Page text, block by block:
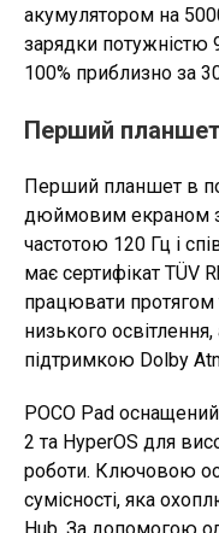
акумулятором на
зарядки потужністю
100% приблизно за
Перший планшет
Перший планшет в
дюймовим екраном з
частотою 120 Гц і
має сертифікат TÜV
працювати протягом
низького
підтримкою Dolby
POCO Pad
2 та HyperOS для
роботи. Ключовою
сумісності, яка